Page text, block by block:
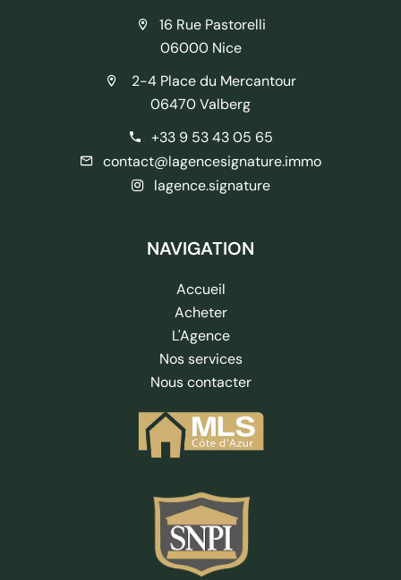
16 Rue Pastorelli
06000 Nice
2-4 Place du Mercantour
06470 Valberg
+33 9 53 43 05 65
contact@lagencesignature.immo
lagence.signature
NAVIGATION
Accueil
Acheter
L'Agence
Nos services
Nous contacter